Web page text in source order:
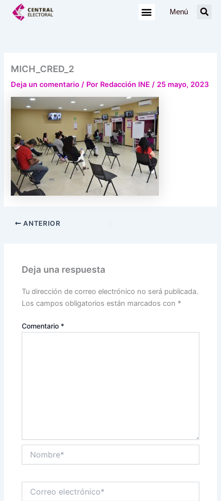
Menú
MICH_CRED_2
Deja un comentario / Por Redacción INE/ 25 mayo, 2023
ANTERIOR
Deja una respuesta
Tu dirección de correo electrónico no será publicada.
Los campos obligatorios están marcados con *
Comentario *
electrónico*